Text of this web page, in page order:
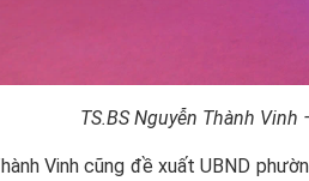
TS.BS Nguyễn Thành
Vinh cũng đề xuất UBND